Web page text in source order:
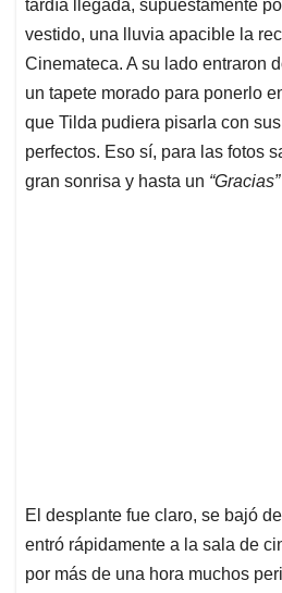
tardía llegada, supuestamente
vestido, una lluvia apacible la
Cinemateca. A su lado entraron
un tapete morado para ponerlo
que Tilda pudiera pisarla con
perfectos. Eso sí, para las fotos
gran sonrisa y hasta un “Gracias”
El desplante fue claro, se bajó
entró rápidamente a la sala de
por más de una hora muchos